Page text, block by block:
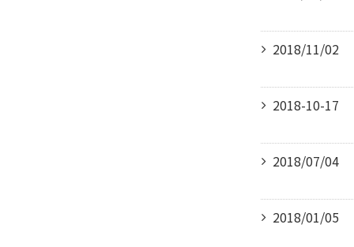
2018/11/02
2018-10-17
2018/07/04
2018/01/05